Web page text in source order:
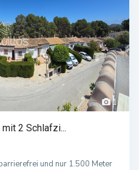
1
2 Schlafzi...
und nur 1.500 Meter